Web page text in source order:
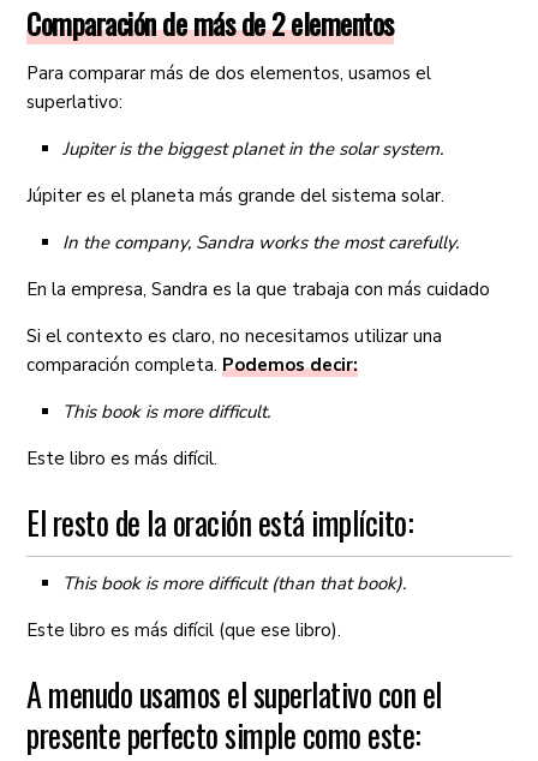
Comparación de más de 2 elementos
Para comparar más de dos elementos, usamos el
superlativo:
Jupiter is the biggest planet in the solar system.
Júpiter es el planeta más grande del sistema solar.
In the company, Sandra works the most carefully.
En la empresa, Sandra es la que trabaja con más cuidado
Si el contexto es claro, no necesitamos utilizar una
comparación completa.Podemos decir:
This book is more difficult.
Este libro es más difícil.
El resto de la oración está implícito:
This book is more difficult (than that book).
Este libro es más difícil (que ese libro).
A menudo usamos el superlativo con el
presente perfecto simple como este: